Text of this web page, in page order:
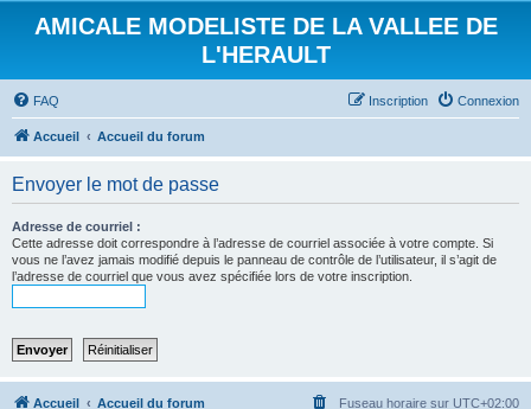
AMICALE MODELISTE DE LA VALLEE DE
L'HERAULT
FAQ Connexion
Inscription
Accueil Accueil du forum
Envoyer le mot de passe
Adresse de courriel :
Cette adresse doit correspondre à l’adresse de courriel associée à votre compte. Si
vous ne l’avez jamais modifié depuis le panneau de contrôle de l’utilisateur, il s’agit de
l’adresse de courriel que vous avez spécifiée lors de votre inscription.
Accueil Accueil du forum Fuseau horaire sur UTC+02:00